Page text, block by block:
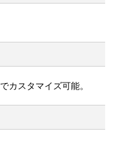
カスタマイズ可能。